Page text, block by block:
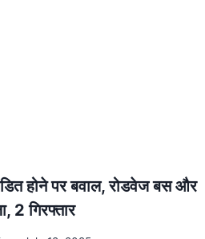
होने पर बवाल, रोडवेज बस और
2 गिरफ्तार